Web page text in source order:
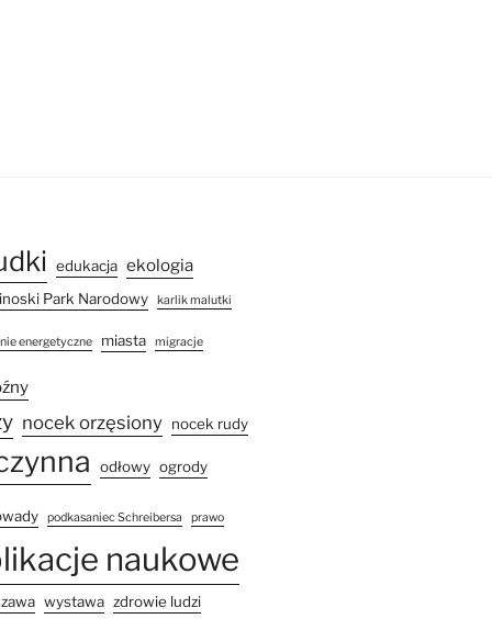
edukacja ekologia
Park Narodowy karlik malutki
energetyczne miasta migracje
nocek orzęsiony nocek rudy
odłowy ogrody
podkasaniec Schreibersa prawo
naukowe
wystawa zdrowie ludzi